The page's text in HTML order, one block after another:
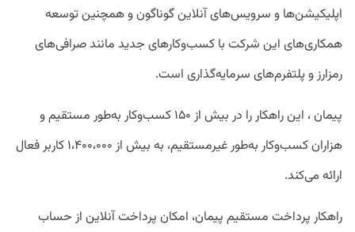
اپلیکیشن‌ها و سرویس‌های آنلاین گوناگون و همچنین توسعه
همکاری‌های این شرکت با کسب‌و‌کارهای جدید مانند صرافی‌های
رمزارز و پلتفرم‌های سرمایه‌گذاری است.
پیمان ، این راهکار را در بیش از ۱۵۰ کسب‌وکار به‌طور مستقیم و
هزاران کسب‌وکار به‌طور غیرمستقیم، به بیش از ۱،۴۰۰،۰۰۰ کاربر فعال
ارائه می‌کند.
راهکار پرداخت مستقیم پیمان، امکان پرداخت آنلاین از حساب